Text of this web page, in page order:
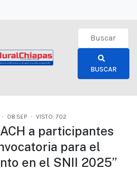
Type 2 or
BUSCAR
08.SEP VISTO: 702
a participantes
para el
en el SNII 2025”